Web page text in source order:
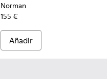
Norman
155 €
Añadir